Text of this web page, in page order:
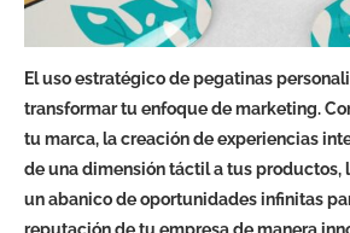
El uso estratégico de pegatinas
transformar tu enfoque de marketing.
tu marca, la creación de experiencias
de una dimensión táctil a tus productos,
un abanico de oportunidades infinitas